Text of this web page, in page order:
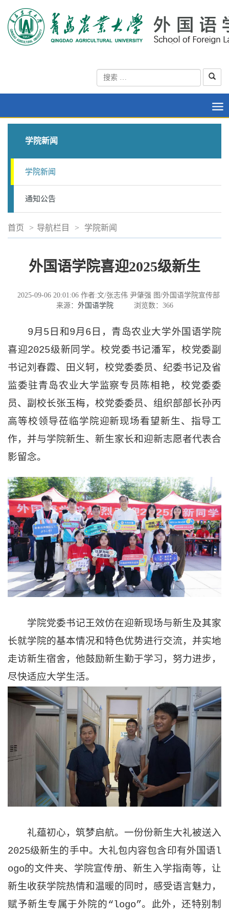
学院新闻
学院新闻
通知公告
首页 > 导航栏目 > 学院新闻
外国语学院喜迎2025级新生
2025-09-06 20:01:06 作者:文/张志伟 尹肇强 图/外国语学院宣传部
来源： 外国语学院 浏览数： 366
9月5日和9月6日，青岛农业大学外国语学院
喜迎2025级新同学。校党委书记潘军，校党委副
书记刘春霞、田义轲，校党委委员、纪委书记及省
监委驻青岛农业大学监察专员陈相艳，校党委委
员、副校长张玉梅，校党委委员、组织部部长孙丙
高等校领导莅临学院迎新现场看望新生、指导工
作，并与学院新生、新生家长和迎新志愿者代表合
影留念。
学院党委书记王效仿在迎新现场与新生及其家
长就学院的基本情况和特色优势进行交流，并实地
走访新生宿舍，他鼓励新生勤于学习，努力进步，
尽快适应大学生活。
礼蕴初心，筑梦启航。一份份新生大礼被送入
2025级新生的手中。大礼包内容包含印有外国语l
ogo的文件夹、学院宣传册、新生入学指南等，让
新生收获学院热情和温暖的同时，感受语言魅力，
赋予新生专属于外院的“logo”。此外，还特别制